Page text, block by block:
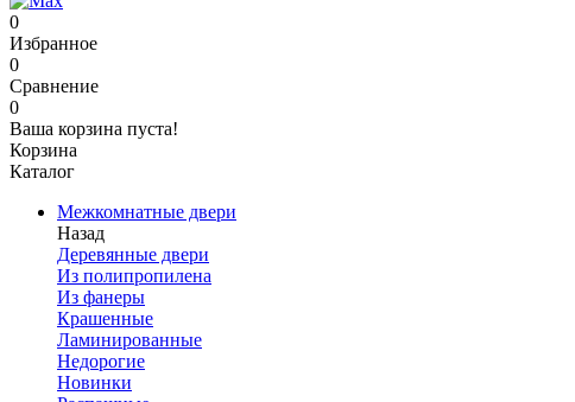
0
Избранное
0
Сравнение
0
Ваша корзина пуста!
Корзина
Каталог
Межкомнатные двери
Назад
Деревянные двери
Из полипропилена
Из фанеры
Крашенные
Ламинированные
Недорогие
Новинки